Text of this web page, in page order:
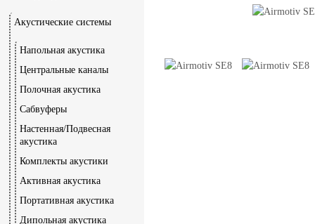
Акустические системы
Напольная акустика
Центральные каналы
Полочная акустика
Сабвуферы
Настенная/Подвесная
акустика
Комплекты акустики
Активная акустика
Портативная акустика
Дипольная акустика